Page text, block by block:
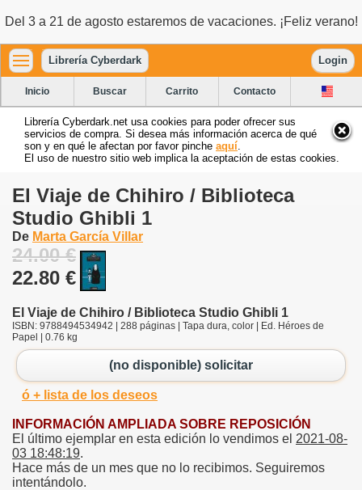
Del 3 a 21 de agosto estaremos de vacaciones. ¡Feliz verano!
Librería Cyberdark Login
Inicio Buscar Carrito Contacto
Librería Cyberdark.net usa cookies para poder ofrecer sus
servicios de compra. Si desea más información acerca de qué
son y en qué le afectan por favor pinche aquí
El uso de nuestro sitio web implica la aceptación de estas cookies.
El Viaje de Chihiro / Biblioteca
Studio Ghibli 1
De Marta García Villar
24.00 €
22.80 €
El Viaje de Chihiro / Biblioteca Studio Ghibli 1
ISBN: 9788494534942 | 288 páginas | Tapa dura, color | Ed. Héroes de
Papel | 0.76 kg
(no disponible) solicitar
ó + lista de los deseos
INFORMACIÓN AMPLIADA SOBRE REPOSICIÓN
El último ejemplar en esta edición lo vendimos el 2021-08-
03 18:48:19.
Hace más de un mes que no lo recibimos. Seguiremos
intentándolo.